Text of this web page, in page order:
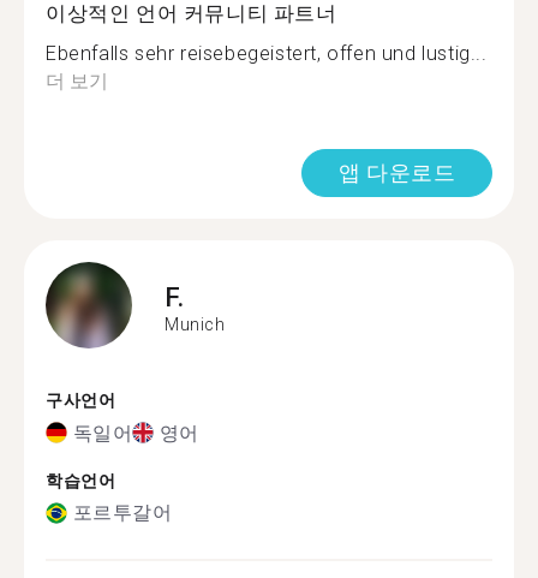
이상적인 언어 커뮤니티 파트너
Ebenfalls sehr reisebegeistert, offen und lustig...
더 보기
앱 다운로드
F.
Munich
구사언어
독일어 영어
학습언어
포르투갈어